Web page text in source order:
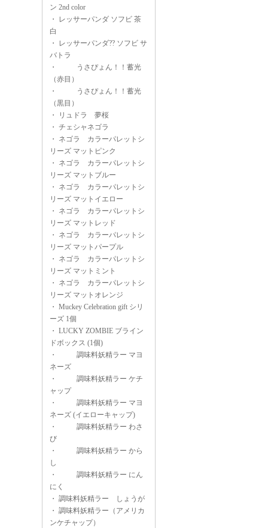
ン 2nd color
・
レッサーパンダ ソフビ 茶
白
・
レッサーパンダ?? ソフビ サ
バトラ
・
うさぴょん！！蓄光
（赤目）
・
うさぴょん！！蓄光
（黒目）
・
リュドラ 夢桜
・ チェシャネゴラ
・ ネゴラ カラーパレットシ
リーズ マットピンク
・ ネゴラ カラーパレットシ
リーズ マットブルー
・ ネゴラ カラーパレットシ
リーズ マットイエロー
・ ネゴラ カラーパレットシ
リーズ マットレッド
・ ネゴラ カラーパレットシ
リーズ マットパープル
・ ネゴラ カラーパレットシ
リーズ マットミント
・ ネゴラ カラーパレットシ
リーズ マットオレンジ
・ Muckey Celebration gift シリ
ーズ 1個
・ LUCKY ZOMBIE ブライン
ドボックス (1個)
・
調味料妖精ラー マヨ
ネーズ
・
調味料妖精ラー ケチ
ャップ
・
調味料妖精ラー マヨ
ネーズ (イエローキャップ)
・
調味料妖精ラー わさ
び
・
調味料妖精ラー から
し
・
調味料妖精ラー にん
にく
・ 調味料妖精ラー しょうが
・ 調味料妖精ラー（アメリカ
ンケチャップ）